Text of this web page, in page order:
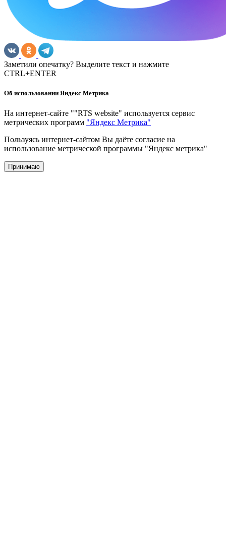
Заметили опечатку? Выделите текст и нажмите
CTRL+ENTER
Об использовании Яндекс Метрика
На интернет-сайте ""RTS website" используется сервис
метрических программ "Яндекс Метрика"
Пользуясь интернет-сайтом Вы даёте согласие на
использование метрической программы "Яндекс метрика"
Принимаю